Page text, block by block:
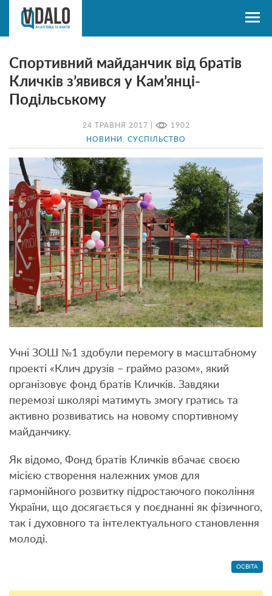
24 ТРАВНЯ 2017 | 1902
НОВИНИ СУСПІЛЬСТВО
Спортивний майданчик від братів
Кличків з’явився у Кам’янці-
Подільському
Учні ЗОШ №1 здобули перемогу в масштабному
проекті «Клич друзів – граймо разом», який
організовує фонд братів Кличків. Завдяки
перемозі школярі матимуть змогу гратись та
активно розвиватись на новому спортивному
майданчику.
Як відомо, Фонд братів Кличків вбачає своєю
місією створення належних умов для
гармонійного розвитку підростаючого покоління
України, що досягається у поєднанні як фізичного,
так і духовного та інтелектуального становлення
молоді.
ОСВІТА